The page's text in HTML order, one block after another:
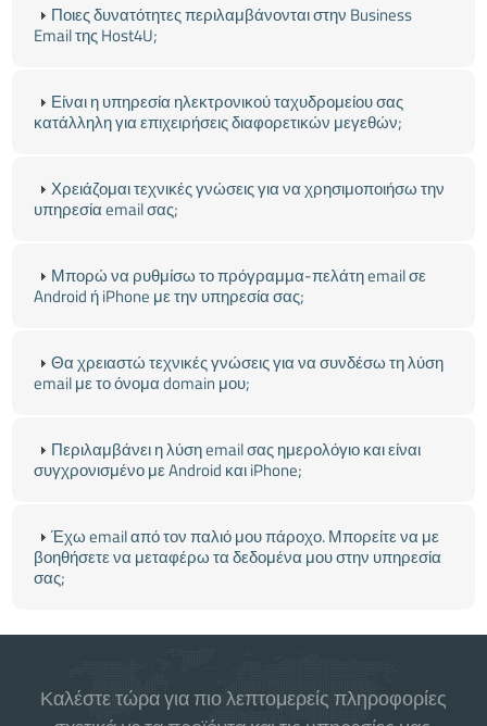
Ποιες δυνατότητες περιλαμβάνονται στην Business
Email της Host4U;
Είναι η υπηρεσία ηλεκτρονικού ταχυδρομείου σας
κατάλληλη για επιχειρήσεις διαφορετικών μεγεθών;
Χρειάζομαι τεχνικές γνώσεις για να χρησιμοποιήσω την
υπηρεσία email σας;
Μπορώ να ρυθμίσω το πρόγραμμα-πελάτη email σε
Android ή iPhone με την υπηρεσία σας;
Θα χρειαστώ τεχνικές γνώσεις για να συνδέσω τη λύση
email με το όνομα domain μου;
Περιλαμβάνει η λύση email σας ημερολόγιο και είναι
συγχρονισμένο με Android και iPhone;
Έχω email από τον παλιό μου πάροχο. Μπορείτε να με
βοηθήσετε να μεταφέρω τα δεδομένα μου στην υπηρεσία
σας;
Καλέστε τώρα για πιο λεπτομερείς πληροφορίες